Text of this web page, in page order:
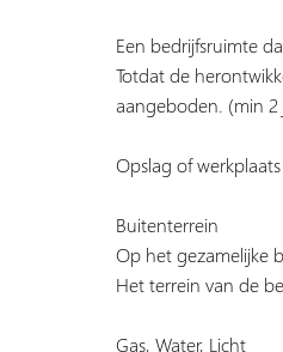
Een bedrijfsruimte
Totdat de
aangeboden. (min 2
Opslag of
Buitenterrein
Op het gezamelijke
Het terrein van de
Gas, Water, Licht